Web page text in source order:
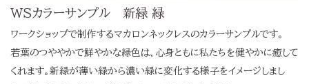
WSカラーサンプル 新緑 緑
ワークショップで制作するマカロンネックレスのカラーサンプルです。
若葉のつややかで鮮やかな緑色は、心身ともに私たちを健やかに癒して
くれます。新緑が薄い緑から濃い緑に変化する様子をイメージしまし